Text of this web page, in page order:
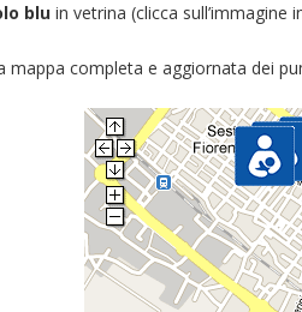
blu in vetrina (clicca sull’immagine
mappa completa e aggiornata dei